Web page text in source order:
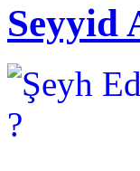
Seyyid